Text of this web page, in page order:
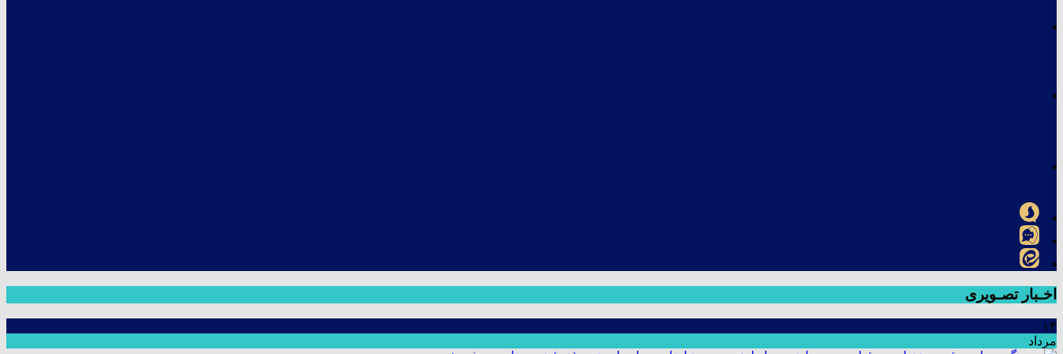
اخـبار تصـویری
۱۴
مرداد